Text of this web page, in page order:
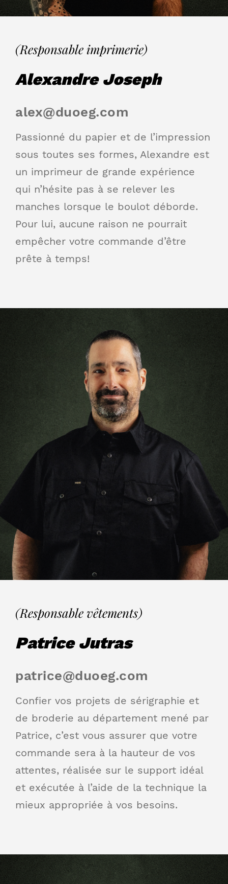
(Responsable imprimerie)
Alexandre Joseph
alex@duoeg.com
Passionné du papier et de l’impression
sous toutes ses formes, Alexandre est
un imprimeur de grande expérience
qui n’hésite pas à se relever les
manches lorsque le boulot déborde.
Pour lui, aucune raison ne pourrait
empêcher votre commande d’être
prête à temps!
(Responsable vêtements)
Patrice Jutras
patrice@duoeg.com
Confier vos projets de sérigraphie et
de broderie au département mené par
Patrice, c’est vous assurer que votre
commande sera à la hauteur de vos
attentes, réalisée sur le support idéal
et exécutée à l’aide de la technique la
mieux appropriée à vos besoins.